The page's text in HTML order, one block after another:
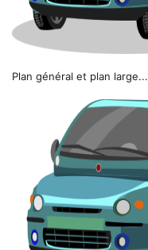
Plan général et plan large...